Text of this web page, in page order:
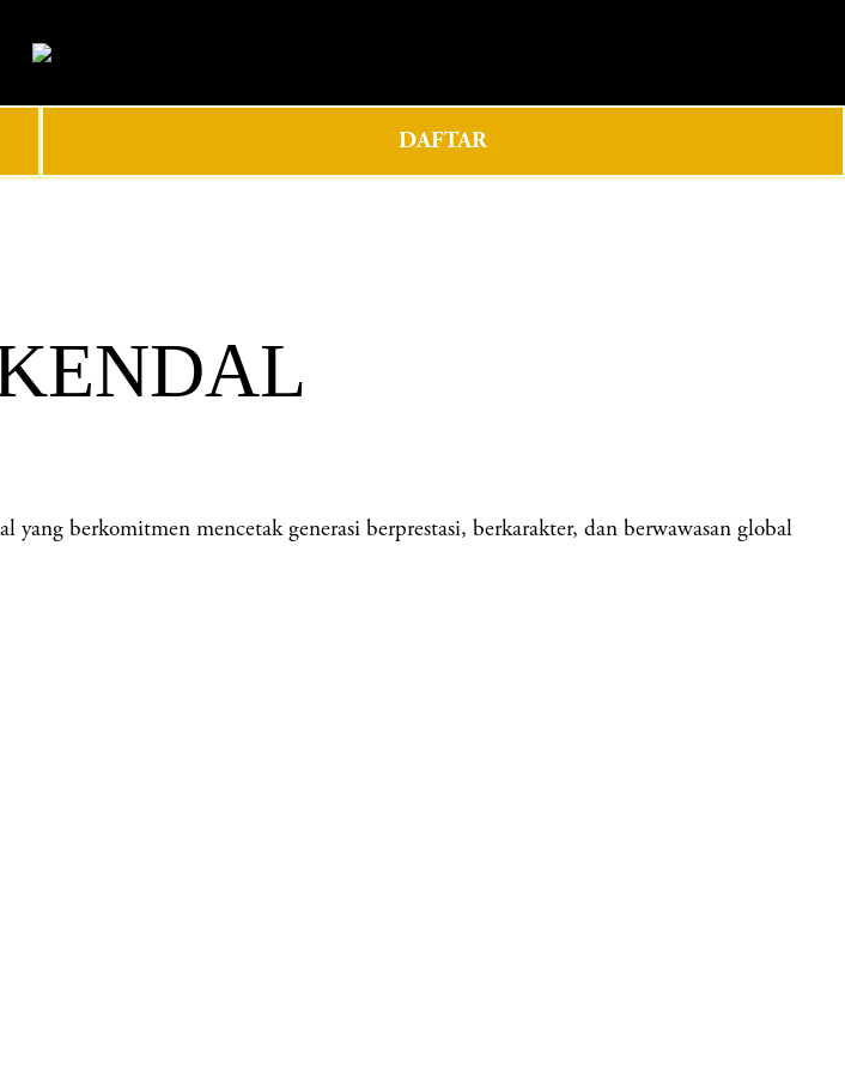
DAFTAR
berkomitmen mencetak generasi berprestasi, berkarakter, dan berwawasan global